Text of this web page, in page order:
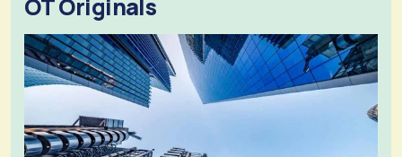
OT Originals